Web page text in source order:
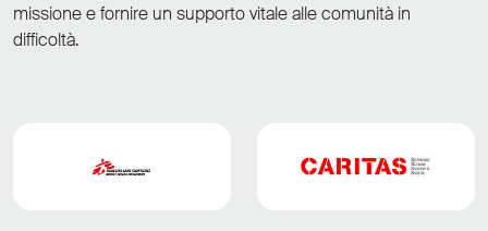
missione e fornire un supporto vitale alle comunità in
difficoltà.